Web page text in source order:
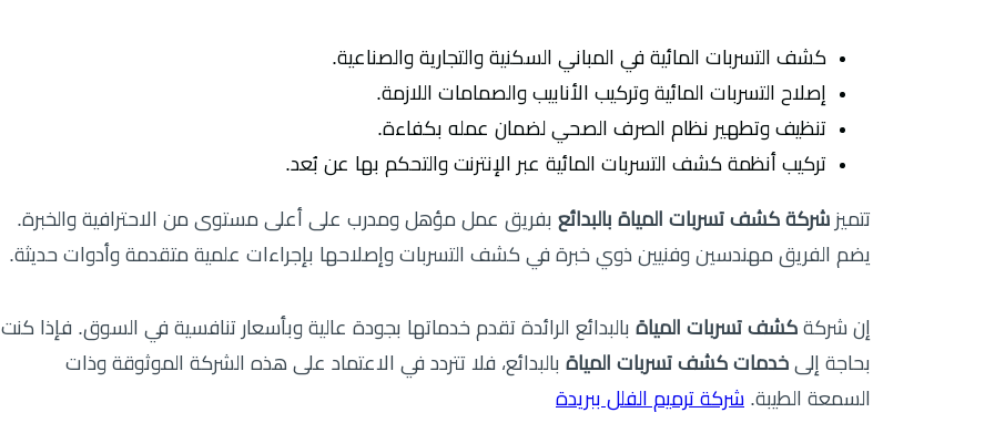
كشف التسربات المائية في المباني السكنية والتجارية والصناعية.
إصلاح التسربات المائية وتركيب الأنابيب والصمامات اللازمة.
تنظيف وتطهير نظام الصرف الصحي لضمان عمله بكفاءة.
تركيب أنظمة كشف التسربات المائية عبر الإنترنت والتحكم بها عن بُعد.
تتميز شركة كشف تسربات المياة بالبدائع بفريق عمل مؤهل ومدرب على أعلى مستوى من الاحترافية والخبرة.
يضم الفريق مهندسين وفنيين ذوي خبرة في كشف التسربات وإصلاحها بإجراءات علمية متقدمة وأدوات حديثة.
إن شركة كشف تسربات المياة بالبدائع الرائدة تقدم خدماتها بجودة عالية وبأسعار تنافسية في السوق. فإذا كنت
بحاجة إلى خدمات كشف تسربات المياة بالبدائع، فلا تتردد في الاعتماد على هذه الشركة الموثوقة وذات
السمعة الطيبة. شركة ترميم الفلل ببريدة